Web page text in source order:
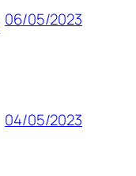
06/05/2023
04/05/2023